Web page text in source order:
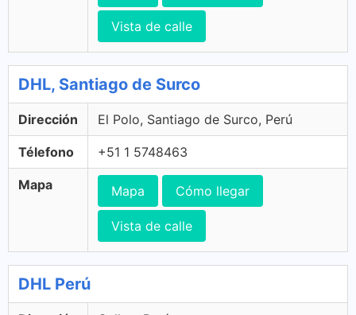
Vista de calle
DHL, Santiago de Surco
Dirección El Polo, Santiago de Surco, Perú
Télefono +51 1 5748463
Mapa Mapa Cómo llegar
Vista de calle
DHL Perú